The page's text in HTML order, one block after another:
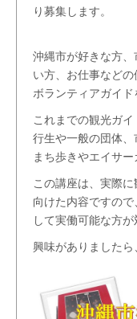
り募集します。
沖縄市が好きな方
い方、お仕事など
ボランティアガイ
これまでの観光ガ
行生や一般の団体
まち歩きやエイサー
この講座は、実際
向けた内容ですの
して実働可能な方が
興味がありましたら